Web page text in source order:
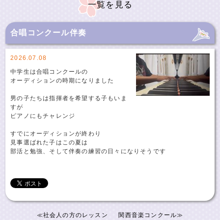
一覧を見る
合唱コンクール伴奏
2026.07.08
中学生は合唱コンクールの
オーディションの時期になりました
男の子たちは指揮者を希望する子もいま
すが
ピアノにもチャレンジ
すでにオーディションが終わり
見事選ばれた子はこの夏は
部活と勉強、そして伴奏の練習の日々になりそうです
≪社会人の方のレッスン 関西音楽コンクール≫